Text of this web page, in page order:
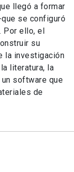
llegó a formar
que se configuró
ello, el
su
la investigación
literatura, la
software que
de